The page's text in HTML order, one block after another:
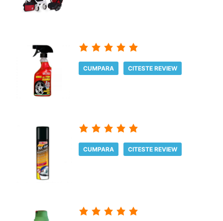
CUMPARA CITESTE REVIEW
CUMPARA CITESTE REVIEW